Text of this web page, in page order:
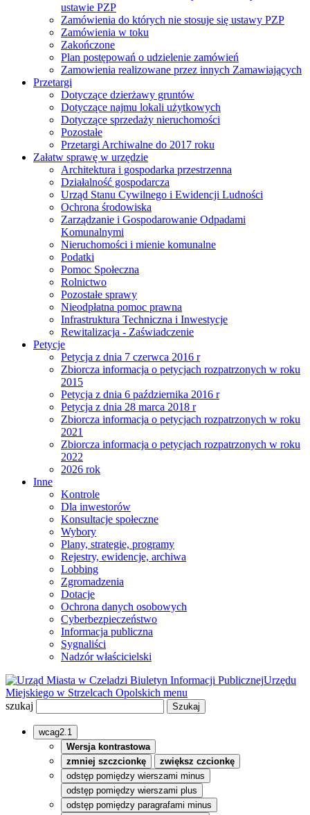
ustawie PZP
Zamówienia do których nie stosuje się ustawy PZP
Zamówienia w toku
Zakończone
Plan postępowań o udzielenie zamówień
Zamowienia realizowane przez innych Zamawiających
Przetargi
Dotyczące dzierżawy gruntów
Dotyczące najmu lokali użytkowych
Dotyczące sprzedaży nieruchomości
Pozostałe
Przetargi Archiwalne do 2017 roku
Załatw sprawę w urzędzie
Architektura i gospodarka przestrzenna
Działalność gospodarcza
Urząd Stanu Cywilnego i Ewidencji Ludności
Ochrona środowiska
Zarządzanie i Gospodarowanie Odpadami
Komunalnymi
Nieruchomości i mienie komunalne
Podatki
Pomoc Społeczna
Rolnictwo
Pozostałe sprawy
Nieodpłatna pomoc prawna
Infrastruktura Techniczna i Inwestycje
Rewitalizacja - Zaświadczenie
Petycje
Petycja z dnia 7 czerwca 2016 r
Zbiorcza informacja o petycjach rozpatrzonych w roku
2015
Petycja z dnia 6 października 2016 r
Petycja z dnia 28 marca 2018 r
Zbiorcza informacja o petycjach rozpatrzonych w roku
2021
Zbiorcza informacja o petycjach rozpatrzonych w roku
2022
2026 rok
Inne
Kontrole
Dla inwestorów
Konsultacje społeczne
Wybory
Plany, strategie, programy
Rejestry, ewidencje, archiwa
Lobbing
Zgromadzenia
Dotacje
Ochrona danych osobowych
Cyberbezpieczeństwo
Informacja publiczna
Sygnaliści
Nadzór właścicielski
Biuletyn Informacji PublicznejUrzędu
Miejskiego w Strzelcach Opolskich menu
szukaj
wcag2.1
Wersja kontrastowa
zmniej szczcionkę
zwiększ czcionkę
odstęp pomiędzy wierszami minus
odstęp pomiędzy wierszami plus
odstęp pomiędzy paragrafami minus